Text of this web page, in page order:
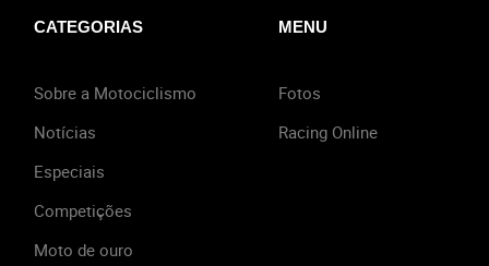
CATEGORIAS
Sobre a Motociclismo
Notícias
Especiais
Competições
Moto de ouro
MENU
Fotos
Racing Online